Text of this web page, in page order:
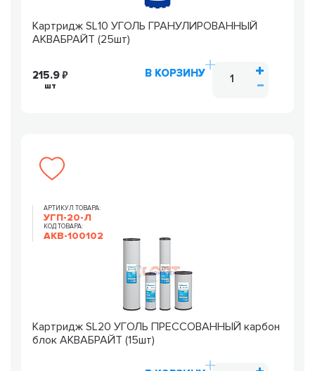
Картридж SL10 УГОЛЬ ГРАНУЛИРОВАННЫЙ
АКВАБРАЙТ (25шт)
215.9
шт
В КОРЗИНУ
АРТИКУЛ ТОВАРА:
УГП-20-Л
КОД ТОВАРА:
AKB-100102
Картридж SL20 УГОЛЬ ПРЕССОВАННЫЙ карбон
блок АКВАБРАЙТ (15шт)